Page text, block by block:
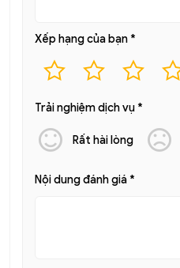
Xếp hạng của bạn *
Trải nghiệm dịch vụ *
Rất hài lòng
Nội dung đánh giá *